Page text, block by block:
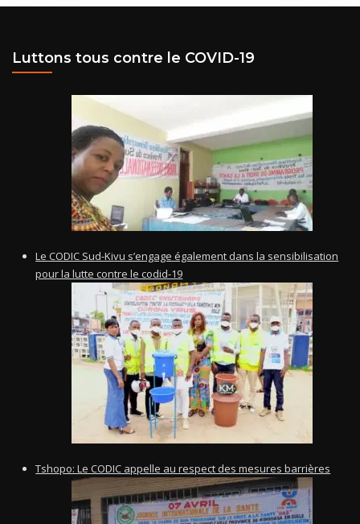
Luttons tous contre le COVID-19
Le CODIC Sud-Kivu s’engage également dans la sensibilisation
pour la lutte contre le codid-19
Tshopo: Le CODIC appelle au respect des mesures barrières